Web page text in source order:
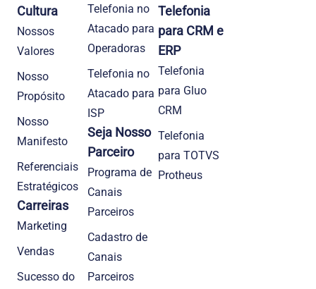
Cultura
Nossos
Valores
Nosso
Propósito
Nosso
Manifesto
Referenciais
Estratégicos
Carreiras
Marketing
Vendas
Sucesso do
Telefonia no
Atacado para
Operadoras
Telefonia no
Atacado para
ISP
Seja Nosso
Parceiro
Programa de
Canais
Parceiros
Cadastro de
Canais
Parceiros
Telefonia
para CRM e
ERP
Telefonia
para Gluo
CRM
Telefonia
para TOTVS
Protheus